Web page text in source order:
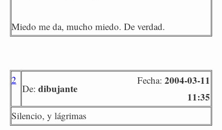
Miedo me da, mucho miedo. De verdad.
2
De: dibujante
Fecha: 2004-03-11
11:35
Silencio, y lágrimas